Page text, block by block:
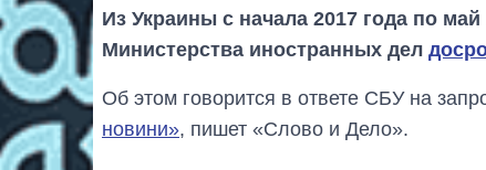
Из Украины с начала 2017 года по
Министерства иностранных дел
Об этом говорится в ответе СБУ на
новини», пишет «Слово и Дело».